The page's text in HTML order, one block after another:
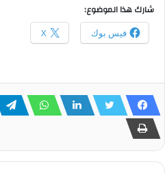
شارك هذا الموضوع:
فيس بوك X